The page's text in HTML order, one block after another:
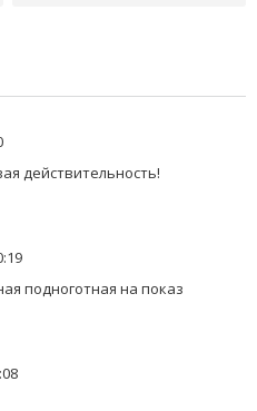
действительность!
подноготная на показ